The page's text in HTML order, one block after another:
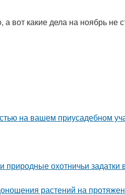
вот какие дела на ноябрь не
на вашем приусадебном
охотничьи
растений на